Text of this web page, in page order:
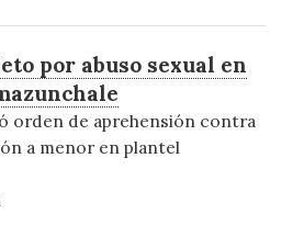
por abuso sexual en
orden de aprehensión contra
a menor en plantel